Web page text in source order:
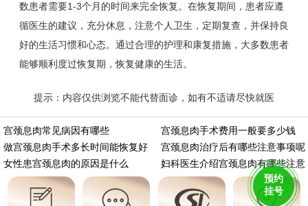
数患者需要1-3个月的时间来完全恢复。在恢复期间，患者应遵
循医生的建议，充分休息，注意个人卫生，定期复查，并保持良
好的生活习惯和心态。通过合理的护理和康复措施，大多数患者
能够顺利度过恢复期，恢复健康的生活。
提示：内容仅供浏览不能代替面诊，如有不适请尽快就医
宫颈息肉常见病因有哪些
宫颈息肉手术费用一般要多少钱
做宫颈息肉手术多长时间能恢复好
宫颈息肉治疗后有哪些注意事项呢
女性患宫颈息肉的原因是什么
妇科医生介绍宫颈息肉有哪些注意
预约
挂号